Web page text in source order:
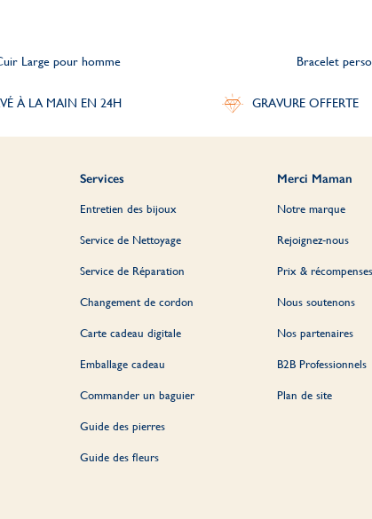
Large pour homme Bracelet
À LA MAIN EN 24H GRAVURE OFFERTE
Services
Entretien des bijoux
Service de Nettoyage
Service de Réparation
Changement de cordon
Carte cadeau digitale
Emballage cadeau
Commander un baguier
Guide des pierres
Guide des fleurs
Merci Maman
Notre marque
Rejoignez-nous
Prix & récompenses
Nous soutenons
Nos partenaires
B2B Professionnels
Plan de site